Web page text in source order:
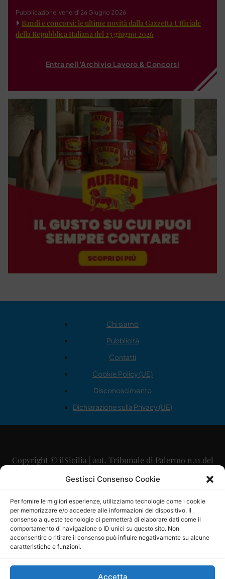
Gestisci Consenso Cookie
Per fornire le migliori esperienze, utilizziamo tecnologie come i cookie
per memorizzare e/o accedere alle informazioni del dispositivo. Il
consenso a queste tecnologie ci permetterà di elaborare dati come il
comportamento di navigazione o ID unici su questo sito. Non
acconsentire o ritirare il consenso può influire negativamente su alcune
caratteristiche e funzioni.
Accetta
Pubblicazione: venerdì 26 Giugno 2026
Bandi e concorsi: le ultime novità dalla Gazzetta Ufficiale
della Repubblica Italiana del 23 giugno 2026
Entra nell'Archivio Lavoro & Concorsi
Chi siamo
Pubblicità
Contatti
Cookie Policy (UE)
Disconoscimento
Dichiarazione sulla Privacy (UE)
Copyright © ilSicilia | aut. Tribunale di Palermo n.11 del
29/09/2015
Direttore Editoriale: Maurizio Scaglione
Direttore Responsabile: Maria Calabrese
P.IVA: 06334930820